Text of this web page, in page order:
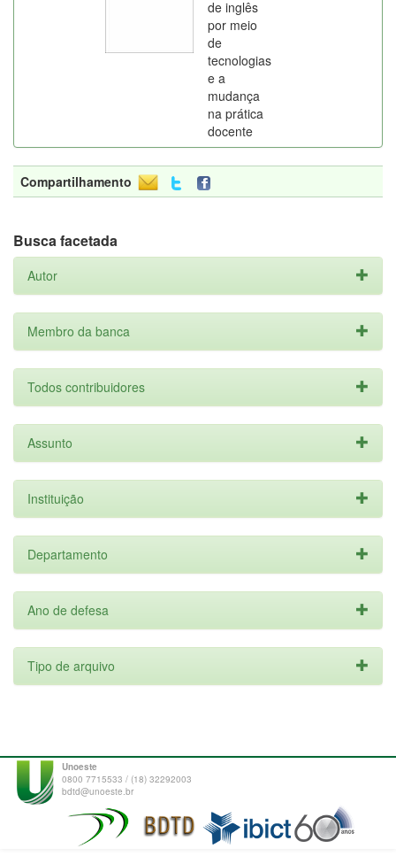
de inglês
por meio
de
tecnologias
e a
mudança
na prática
docente
Compartilhamento
Busca facetada
Autor
Membro da banca
Todos contribuidores
Assunto
Instituição
Departamento
Ano de defesa
Tipo de arquivo
Unoeste
0800 7715533 / (18) 32292003
bdtd@unoeste.br